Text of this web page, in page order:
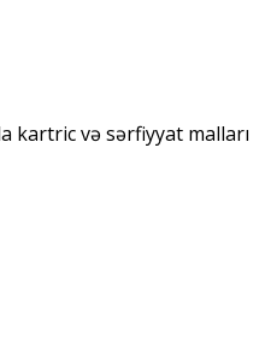
kartric və sərfiyyat malları